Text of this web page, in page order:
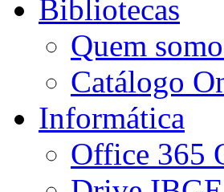
Bibliotecas
Quem
Catálogo
Informática
Office 365